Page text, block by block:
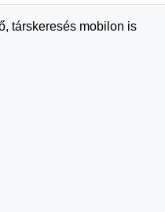
társkeresés mobilon is